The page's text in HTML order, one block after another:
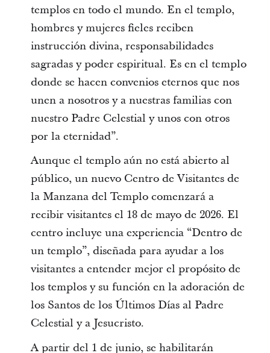
templos en todo el mundo. En el templo,
hombres y mujeres fieles reciben
instrucción divina, responsabilidades
sagradas y poder espiritual. Es en el templo
donde se hacen convenios eternos que nos
unen a nosotros y a nuestras familias con
nuestro Padre Celestial y unos con otros
por la eternidad”.
Aunque el templo aún no está abierto al
público, un nuevo Centro de Visitantes de
la Manzana del Templo comenzará a
recibir visitantes el 18 de mayo de 2026. El
centro incluye una experiencia “Dentro de
un templo”, diseñada para ayudar a los
visitantes a entender mejor el propósito de
los templos y su función en la adoración de
los Santos de los Últimos Días al Padre
Celestial y a Jesucristo.
A partir del 1 de junio, se habilitarán